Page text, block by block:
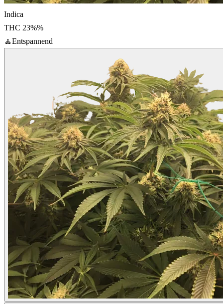
Indica
THC 23%%
🧘Entspannend